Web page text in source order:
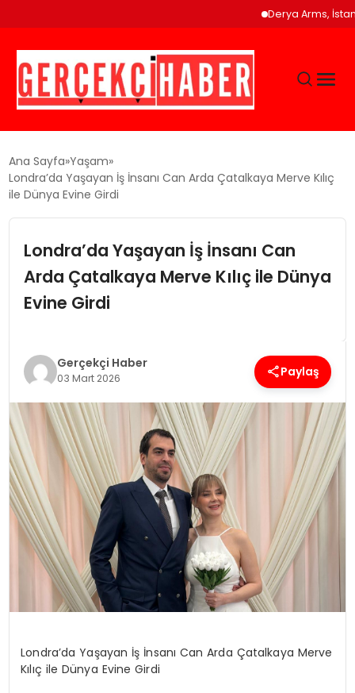
Derya Arms, İstanbul
GÜNCEL
EĞITIM
EKONOMI
MAGAZIN
TEKNOLOJI
YAŞAM
Ana Sayfa Yaşam
Londra’da Yaşayan İş İnsanı Can Arda Çatalkaya Merve Kılıç
ile Dünya Evine Girdi
Londra’da Yaşayan İş İnsanı Can
Arda Çatalkaya Merve Kılıç ile Dünya
Evine Girdi
Gerçekçi Haber
03 Mart 2026 Paylaş
Londra’da Yaşayan İş İnsanı Can Arda Çatalkaya Merve
Kılıç ile Dünya Evine Girdi